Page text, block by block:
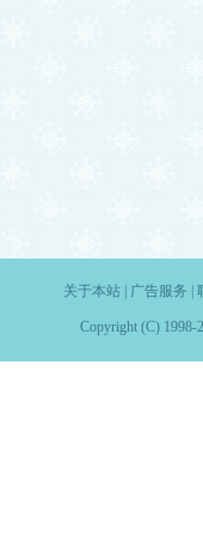
关于本站| 广告服务
Copyright (C) 1998-